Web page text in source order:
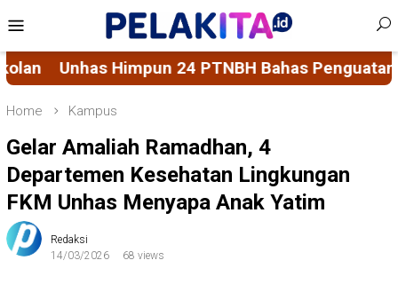
to
contentMenu
Bahas Penguatan Sistem Penjaminan Mutu
Home Kampus
Gelar Amaliah Ramadhan, 4
Departemen Kesehatan Lingkungan
FKM Unhas Menyapa Anak Yatim
Redaksi
14/03/2026
68 views